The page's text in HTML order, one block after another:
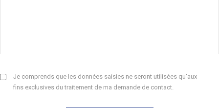
Je comprends que les données saisies ne seront utilisées qu'aux
fins exclusives du traitement de ma demande de contact.